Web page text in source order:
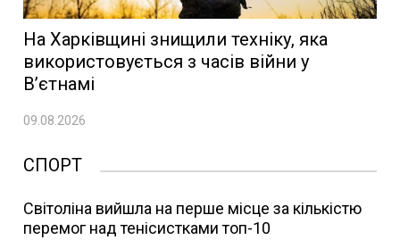
На Харківщині знищили техніку, яка
використовується з часів війни у
В’єтнамі
09.08.2026
СПОРТ
Світоліна вийшла на перше місце за кількістю
перемог над тенісистками топ-10